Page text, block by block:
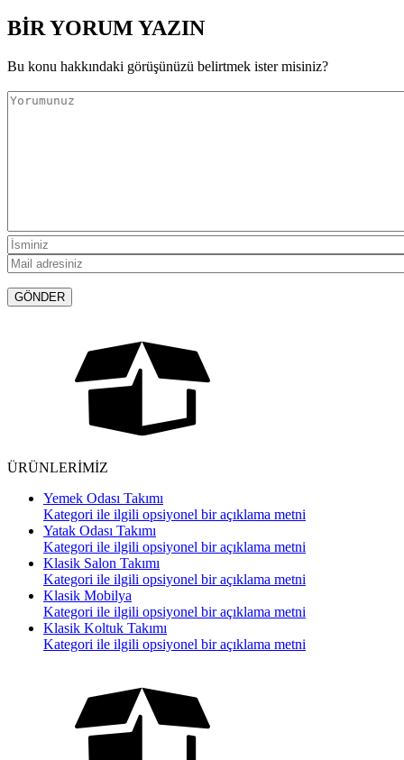
BİR YORUM YAZIN
Bu konu hakkındaki görüşünüzü belirtmek ister misiniz?
ÜRÜNLERİMİZ
Yemek Odası Takımı
Kategori ile ilgili opsiyonel bir açıklama metni
Yatak Odası Takımı
Kategori ile ilgili opsiyonel bir açıklama metni
Klasik Salon Takımı
Kategori ile ilgili opsiyonel bir açıklama metni
Klasik Mobilya
Kategori ile ilgili opsiyonel bir açıklama metni
Klasik Koltuk Takımı
Kategori ile ilgili opsiyonel bir açıklama metni